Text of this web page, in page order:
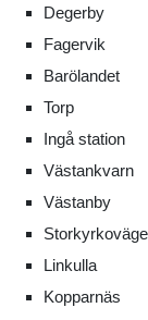
Degerby
Fagervik
Barölandet
Torp
Ingå station
Västankvarn
Västanby
Linkulla
Kopparnäs